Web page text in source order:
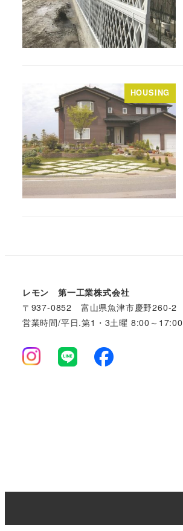
HOUSING
レモン 第一工業株式会社
〒937-0852 富山県魚津市慶野260-2
営業時間/平日.第1・3土曜 8:00～17:00